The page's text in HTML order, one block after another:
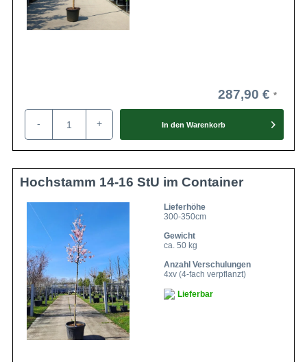
287,90 €
- + In den Warenkorb
Hochstamm 14-16 StU im Container
Lieferhöhe
300-350cm
Gewicht
ca. 50 kg
Anzahl Verschulungen
4xv (4-fach verpflanzt)
Lieferbar